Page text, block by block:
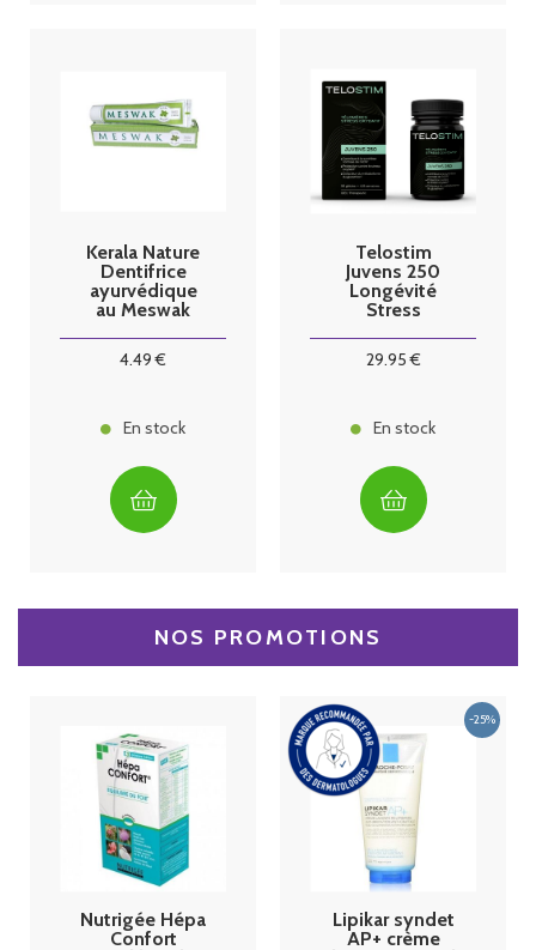
Kerala Nature
Dentifrice
ayurvédique
au Meswak
4.49 €
En stock
Telostim
Juvens 250
Longévité
Stress
29.95€
En stock
NOS PROMOTIONS
Nutrigée Hépa
Confort
Lipikar syndet
AP+ crème